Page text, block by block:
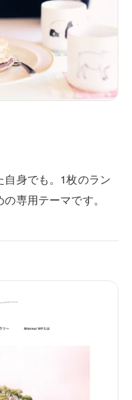
身でも。1枚のラン
専用テーマです。